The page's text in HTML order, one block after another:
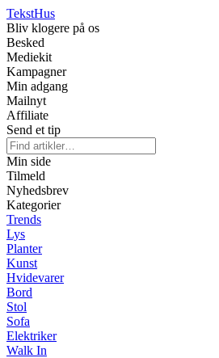
TekstHus
Bliv klogere på os
Besked
Mediekit
Kampagner
Min adgang
Mailnyt
Affiliate
Send et tip
Min side
Tilmeld
Nyhedsbrev
Kategorier
Trends
Lys
Planter
Kunst
Hvidevarer
Bord
Stol
Sofa
Elektriker
Walk In